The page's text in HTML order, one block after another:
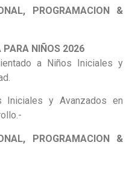
PROGRAMACION &
PARA NIÑOS 2026
a Niños Iniciales y
Iniciales y Avanzados en
PROGRAMACION &